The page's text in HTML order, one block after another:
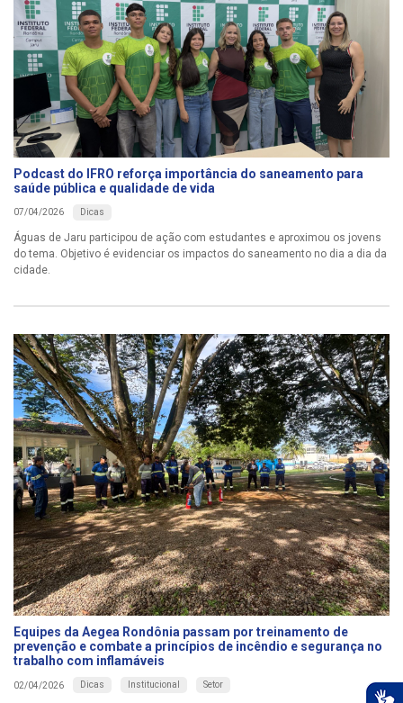
Podcast do IFRO reforça importância do saneamento para
saúde pública e qualidade de vida
07/04/2026 Dicas
Águas de Jaru participou de ação com estudantes e aproximou os jovens
do tema. Objetivo é evidenciar os impactos do saneamento no dia a dia da
cidade.
Equipes da Aegea Rondônia passam por treinamento de
prevenção e combate a princípios de incêndio e segurança no
trabalho com inflamáveis
02/04/2026 Dicas Institucional Setor